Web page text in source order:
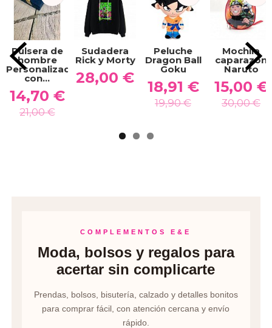
Pulsera de
hombre
Personalizada
con...
14,70 €
21,00 €
Sudadera
Rick y Morty
28,00 €
Peluche
Dragon Ball
Goku
18,91 €
19,90 €
Mochila
caparazón
Naruto
15,00 €
30,00 €
COMPLEMENTOS E&E
Moda, bolsos y regalos para
acertar sin complicarte
Prendas, bolsos, bisutería, calzado y detalles bonitos
para comprar fácil, con atención cercana y envío
rápido.